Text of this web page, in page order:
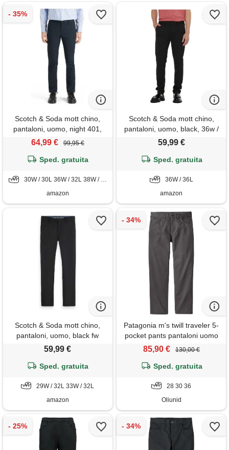
Scotch & Soda mott chino,
pantaloni, uomo, night 401,
30w / 30l
64,99 € 99,95 €
Sped. gratuita
30W / 30L 36W / 32L 38W / 34L
amazon
Scotch & Soda mott chino,
pantaloni, uomo, black, 36w /
36l
59,99 €
Sped. gratuita
36W / 36L
amazon
Scotch & Soda mott chino,
pantaloni, uomo, black fw
001, 33w / 32l
59,99 €
Sped. gratuita
29W / 32L 33W / 32L
amazon
Patagonia m's twill traveler 5-
pocket pants pantaloni uomo
85,90 € 130,00 €
Sped. gratuita
28 30 36
Oliunid